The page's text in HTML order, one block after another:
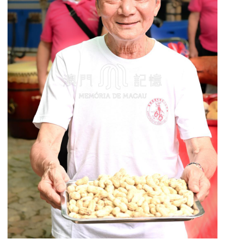
圖
閣
寺
廟
巴
堂
街